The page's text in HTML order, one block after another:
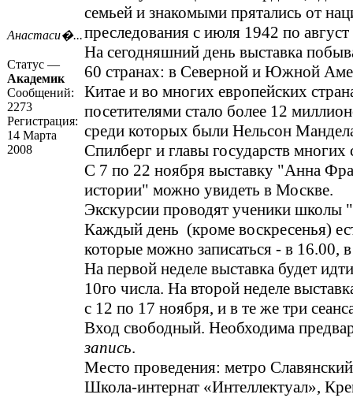
Анастаси�...
Статус —
Академик
Сообщений:
2273
Регистрация:
14 Марта
2008
семьей и знакомыми прятались от
преследования с июля 1942 по август
На сегодняшний день выставка
60 странах: в Северной и Южной
Китае и во многих европейских
посетителями стало более 12
среди которых были Нельсон
Спилберг и главы государств многих
С 7 по 22 ноября выставку "Анна
истории" можно увидеть в Москве.
Экскурсии проводят ученики школы
Каждый день (кроме воскресенья)
которые можно записаться - в 16.00,
На первой неделе выставка будет
10го числа. На второй неделе
с 12 по 17 ноября, и в те же три
Вход свободный. Необходима
запись.
Место проведения: метро
Школа-интернат «Интеллектуал»,